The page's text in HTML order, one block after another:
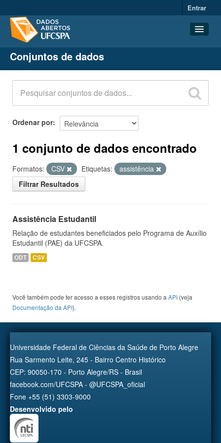
Entrar
Conjuntos de dados
Organizações
Grupos
Sobre
Conjuntos de dados
Ordenar por
1 conjunto de dados encontrado
Formatos: CSV Etiquetas:
assistência
Filtrar Resultados
Assistência Estudantil
Relação de estudantes beneficiados pelo Programa de Auxílio
Estudantil (PAE) da UFCSPA.
ODT CSV
Você também pode ter acesso a esses registros usando a API (veja
Documentação da API).
Universidade Federal de Ciências da Saúde de Porto Alegre
Rua Sarmento Leite, 245 - Bairro Centro Histórico
CEP: 90050-170 - Porto Alegre/RS - Brasil
facebook.com/UFCSPA - @UFCSPA_oficial
Fone +55 (51) 3303-9000
Desenvolvido pelo